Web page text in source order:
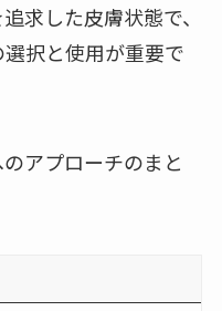
求した皮膚状態で、
択と使用が重要で
アプローチのまと